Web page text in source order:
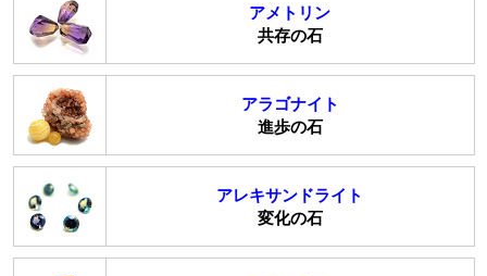
アメトリン
共存の石
アラゴナイト
進歩の石
アレキサンドライト
変化の石